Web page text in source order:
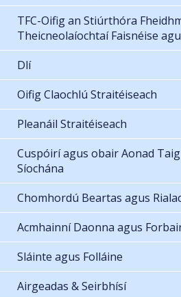
TFC-Oifig an Stiúrthóra
Theicneolaíochtaí Faisnéise
Dlí
Oifig Claochlú Straitéiseach
Pleanáil Straitéiseach
Cuspóirí agus obair Aonad
Síochána
Chomhordú Beartas agus
Acmhainní Daonna agus
Sláinte agus Folláine
Airgeadas & Seirbhísí